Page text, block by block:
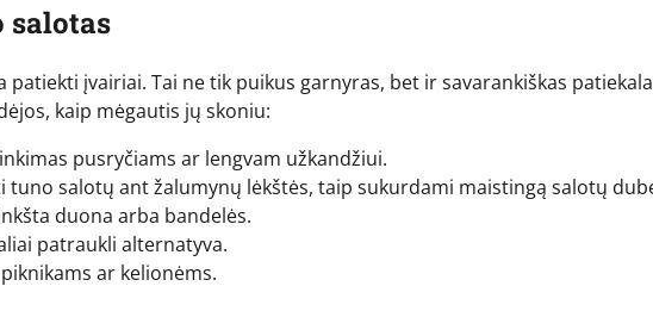
įvairiai. Tai ne tik puikus garnyras, bet ir savarankiškas
kaip mėgautis jų skoniu:
pusryčiams ar lengvam užkandžiui.
tuno salotų ant žalumynų lėkštės, taip sukurdami maistingą salotų
duona arba bandelės.
patraukli alternatyva.
ar kelionėms.